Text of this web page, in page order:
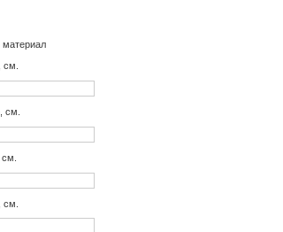
материал
см.
см.
см.